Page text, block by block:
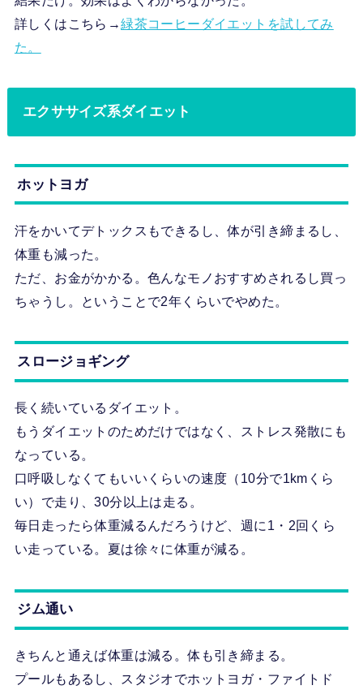
詳しくはこちら→緑茶コーヒーダイエットを試してみ
た。
エクササイズ系ダイエット
ホットヨガ
汗をかいてデトックスもできるし、体が引き締まるし、
体重も減った。
ただ、お金がかかる。色んなモノおすすめされるし買っ
ちゃうし。ということで2年くらいでやめた。
スロージョギング
長く続いているダイエット。
もうダイエットのためだけではなく、ストレス発散にも
なっている。
口呼吸しなくてもいいくらいの速度（10分で1kmくら
い）で走り、30分以上は走る。
毎日走ったら体重減るんだろうけど、週に1・2回くら
い走っている。夏は徐々に体重が減る。
ジム通い
きちんと通えば体重は減る。体も引き締まる。
プールもあるし、スタジオでホットヨガ・ファイトド